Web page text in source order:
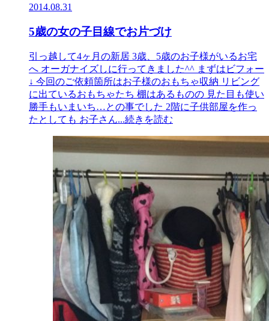
2014.08.31
5歳の女の子目線でお片づけ
引っ越して4ヶ月の新居 3歳、5歳のお子様がいるお宅
へ オーガナイズしに行ってきました^^ まずはビフォー
↓ 今回のご依頼箇所はお子様のおもちゃ収納 リビング
に出ているおもちゃたち 棚はあるものの 見た目も使い
勝手もいまいち…との事でした 2階に子供部屋を作っ
たとしても お子さん...続きを読む